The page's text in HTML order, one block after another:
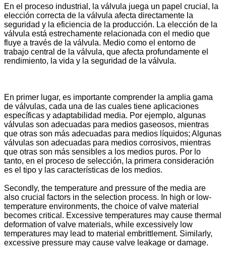
En el proceso industrial, la válvula juega un papel crucial, la
elección correcta de la válvula afecta directamente la
seguridad y la eficiencia de la producción. La elección de la
válvula está estrechamente relacionada con el medio que
fluye a través de la válvula. Medio como el entorno de
trabajo central de la válvula, que afecta profundamente el
rendimiento, la vida y la seguridad de la válvula.
En primer lugar, es importante comprender la amplia gama
de válvulas, cada una de las cuales tiene aplicaciones
específicas y adaptabilidad media. Por ejemplo, algunas
válvulas son adecuadas para medios gaseosos, mientras
que otras son más adecuadas para medios líquidos; Algunas
válvulas son adecuadas para medios corrosivos, mientras
que otras son más sensibles a los medios puros. Por lo
tanto, en el proceso de selección, la primera consideración
es el tipo y las características de los medios.
Secondly, the temperature and pressure of the media are
also crucial factors in the selection process. In high or low-
temperature environments, the choice of valve material
becomes critical. Excessive temperatures may cause thermal
deformation of valve materials, while excessively low
temperatures may lead to material embrittlement. Similarly,
excessive pressure may cause valve leakage or damage.